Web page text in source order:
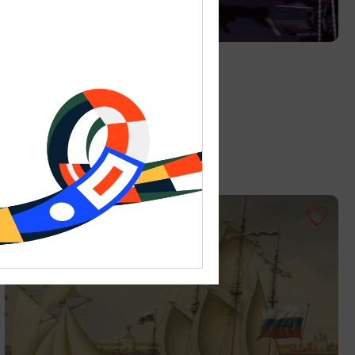
01.06.2026 - 31.08.2026
Калининград, ул. Октябрьская, 3А